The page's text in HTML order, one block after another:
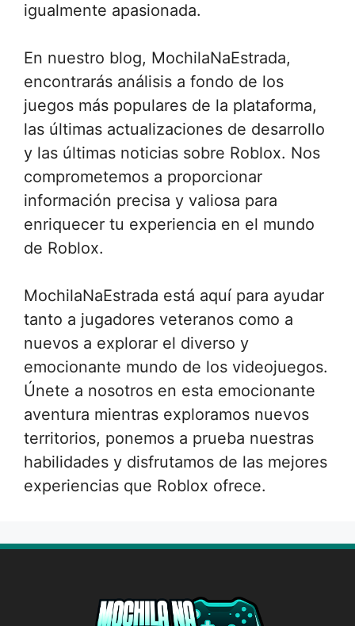
igualmente apasionada.
En nuestro blog, MochilaNaEstrada,
encontrarás análisis a fondo de los
juegos más populares de la plataforma,
las últimas actualizaciones de desarrollo
y las últimas noticias sobre Roblox. Nos
comprometemos a proporcionar
información precisa y valiosa para
enriquecer tu experiencia en el mundo
de Roblox.
MochilaNaEstrada está aquí para ayudar
tanto a jugadores veteranos como a
nuevos a explorar el diverso y
emocionante mundo de los videojuegos.
Únete a nosotros en esta emocionante
aventura mientras exploramos nuevos
territorios, ponemos a prueba nuestras
habilidades y disfrutamos de las mejores
experiencias que Roblox ofrece.